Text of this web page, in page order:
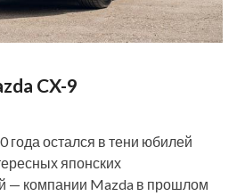
CX-9
года остался в тени юбилей
японских
— компании Mazda в прошлом